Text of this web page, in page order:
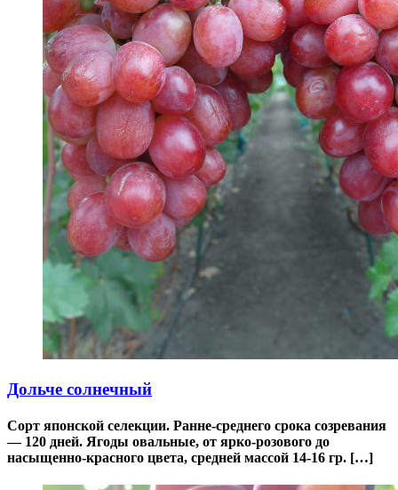
Дольче солнечный
Сорт японской селекции. Ранне-среднего срока созревания
— 120 дней. Ягоды овальные, от ярко-розового до
насыщенно-красного цвета, средней массой 14-16 гр. […]